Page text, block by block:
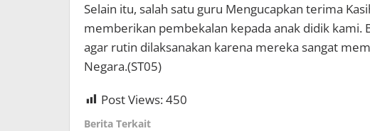
Selain itu, salah satu guru Mengucapkan terima
memberikan pembekalan kepada anak didik kami.
agar rutin dilaksanakan karena mereka sangat
Negara.(ST05)
Post Views:450
Berita Terkait